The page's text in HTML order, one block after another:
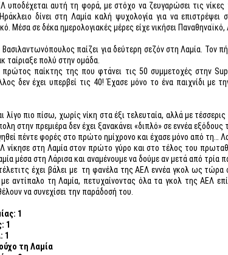
υποδέχεται αυτή τη φορά, με στόχο να ζευγαρώσει τις
δίνει στη Λαμία καλή ψυχολογία για να
Μέσα σε δέκα ημερολογιακές μέρες είχε νικήσει
παίζει για δεύτερη σεζόν στη Λαμία. Τον
ταίριαξε πολύ στην ομάδα.
πρώτος παίκτης της που φτάνει τις 50 συμμετοχές στην
δεν έχει υπερβεί τις 40! Έχασε μόνο το ένα παιχνίδι με
λίγο πιο πίσω, χωρίς νίκη στα έξι τελευταία, αλλά με
στην πρεμιέρα δεν έχει ξανακάνει «διπλό» σε εννέα εξόδους
πέντε φορές στο πρώτο ημίχρονο και έχασε μόνο από τη…
νίκησε στη Λαμία στον πρώτο γύρο και στο τέλος του
μέσα στη Λάρισα και αναμένουμε να δούμε αν μετά από τρία
έχει βάλει με τη φανέλα της ΑΕΛ εννέα γκολ ως
με αντίπαλο τη Λαμία, πετυχαίνοντας όλα τα γκολ της ΑΕΛ
να συνεχίσει την παράδοσή του.
1
1
1
τη Λαμία